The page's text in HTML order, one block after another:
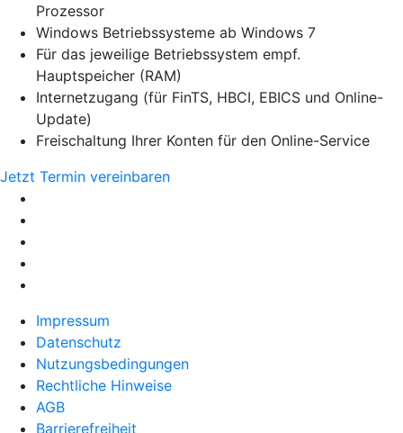
Prozessor
Windows Betriebssysteme ab Windows 7
Für das jeweilige Betriebssystem empf.
Hauptspeicher (RAM)
Internetzugang (für FinTS, HBCI, EBICS und Online-
Update)
Freischaltung Ihrer Konten für den Online-Service
Jetzt Termin vereinbaren
Impressum
Datenschutz
Nutzungsbedingungen
Rechtliche Hinweise
AGB
Barrierefreiheit